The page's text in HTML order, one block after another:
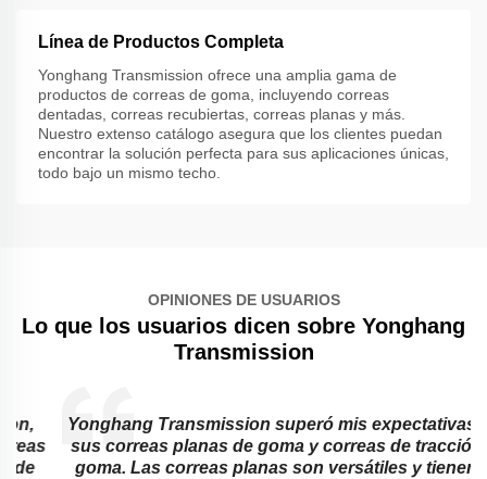
Línea de Productos Completa
Yonghang Transmission ofrece una amplia gama de
productos de correas de goma, incluyendo correas
dentadas, correas recubiertas, correas planas y más.
Nuestro extenso catálogo asegura que los clientes puedan
encontrar la solución perfecta para sus aplicaciones únicas,
todo bajo un mismo techo.
OPINIONES DE USUARIOS
Lo que los usuarios dicen sobre Yonghang
Transmission
Yonghang Transmission superó mis expectativas con
sus correas planas de goma y correas de tracción de
goma. Las correas planas son versátiles y tienen un